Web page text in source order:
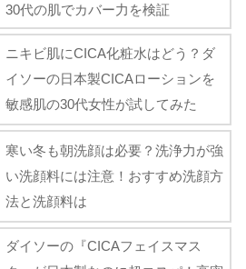
30代の肌でカバー力を検証
ニキビ肌にCICA化粧水はどう？ダ
イソーの日本製CICAローションを
敏感肌の30代女性が試してみた
寒い冬も朝洗顔は必要？洗浄力が強
い洗顔料には注意！おすすめ洗顔方
法と洗顔料は
ダイソーの『CICAフェイスマス